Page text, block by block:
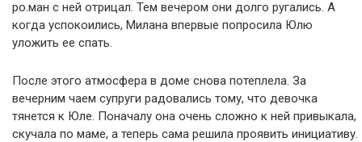
ро.ман с ней отрицал. Тем вечером они долго ругались. А
когда успокоились, Милана впервые попросила Юлю
уложить ее спать.
После этого атмосфера в доме снова потеплела. За
вечерним чаем супруги радовались тому, что девочка
тянется к Юле. Поначалу она очень сложно к ней привыкала,
скучала по маме, а теперь сама решила проявить инициативу.